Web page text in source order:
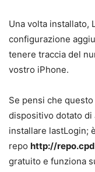
Una volta installato,
configurazione
tenere traccia del
vostro iPhone.
Se pensi che
dispositivo dotato di
installare lastLogin;
repo http://
gratuito e funziona